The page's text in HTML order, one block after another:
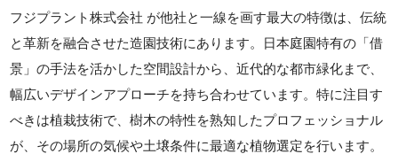
フジプラント株式会社 が他社と一線を画す最大の特徴は、伝統
と革新を融合させた造園技術にあります。日本庭園特有の「借
景」の手法を活かした空間設計から、近代的な都市緑化まで、
幅広いデザインアプローチを持ち合わせています。特に注目す
べきは植栽技術で、樹木の特性を熟知したプロフェッショナル
が、その場所の気候や土壌条件に最適な植物選定を行います。